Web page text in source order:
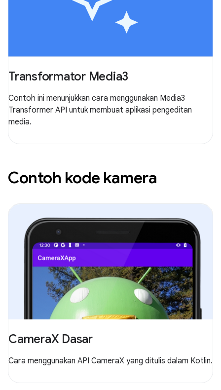
Transformator Media3
Contoh ini menunjukkan cara menggunakan Media3
Transformer API untuk membuat aplikasi pengeditan
media.
Contoh kode kamera
CameraX Dasar
Cara menggunakan API CameraX yang ditulis dalam Kotlin.